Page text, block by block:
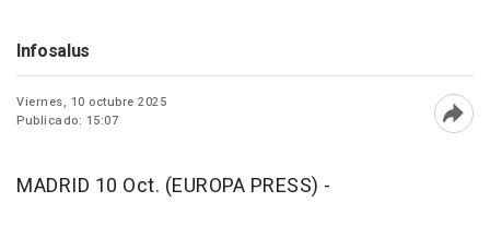
Infosalus
Viernes, 10 octubre 2025
Publicado: 15:07
MADRID 10 Oct. (EUROPA PRESS) -